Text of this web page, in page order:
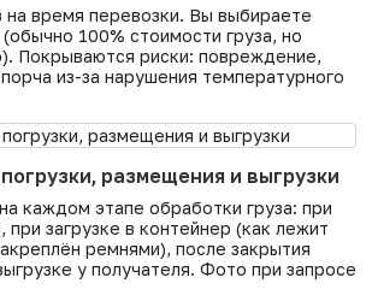
на время перевозки. Вы выбираете
100% стоимости груза, но
Покрываются риски: повреждение,
из-за нарушения температурного
Согаз, Ингосстрах). Выплата — от 5 до
онлайн через
размещения и выгрузки
каждом этапе обработки груза: при
при загрузке в контейнер (как лежит
ремнями), после закрытия
у получателя. Фото при запросе